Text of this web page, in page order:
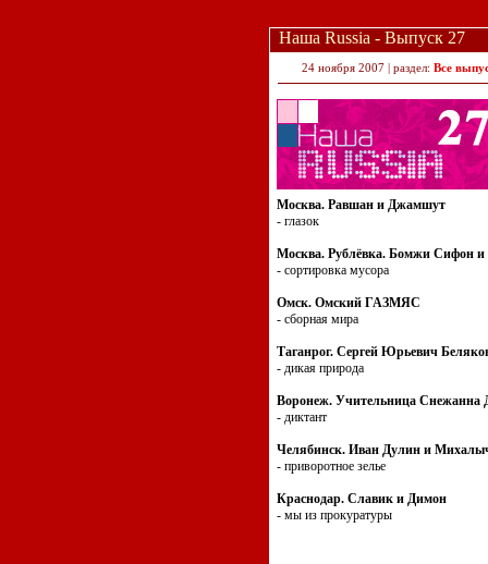
Наша Russia - Выпуск 27
24 ноября 2007 | раздел: Все
Москва. Равшан и Джамшут
- глазок
Москва. Рублёвка. Бомжи Сифон и
- сортировка мусора
Омск. Омский ГАЗМЯС
- сборная мира
Таганрог. Сергей Юрьевич
- дикая природа
Воронеж. Учительница Снежанна
- диктант
Челябинск. Иван Дулин и
- приворотное зелье
Краснодар. Славик и Димон
- мы из прокуратуры